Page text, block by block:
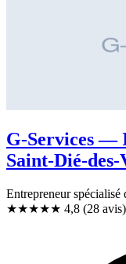
G-Services —
Saint-Dié-des-
Entrepreneur spécialisé
★★★★★ 4,8 (28 avis)